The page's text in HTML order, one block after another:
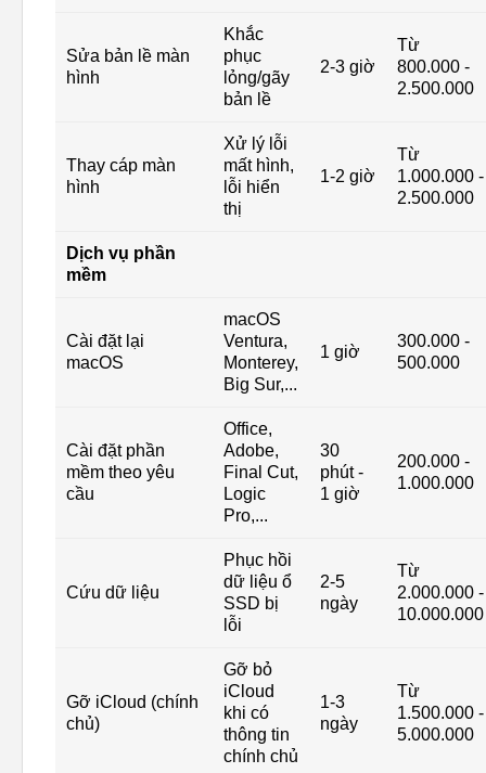
Sửa bản lề màn
hình
Khắc
phục
lỏng/gãy
bản lề
2-3 giờ
Từ
800.000 -
2.500.000
Thay cáp màn
hình
Xử lý lỗi
mất hình,
lỗi hiển
thị
1-2 giờ
Từ
1.000.000 -
2.500.000
Dịch vụ phần
mềm
Cài đặt lại
macOS
macOS
Ventura,
Monterey,
Big Sur,...
1 giờ
300.000 -
500.000
Cài đặt phần
mềm theo yêu
cầu
Office,
Adobe,
Final Cut,
Logic
Pro,...
30
phút -
1 giờ
200.000 -
1.000.000
Cứu dữ liệu
Phục hồi
dữ liệu ổ
SSD bị
lỗi
2-5
ngày
Từ
2.000.000 -
10.000.000
Gỡ iCloud (chính
chủ)
Gỡ bỏ
iCloud
khi có
thông tin
chính chủ
1-3
ngày
Từ
1.500.000 -
5.000.000